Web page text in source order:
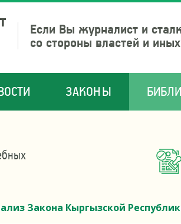
Если Вы журналист и
со стороны властей и
ЗАКОНЫ
Закона Кыргызской